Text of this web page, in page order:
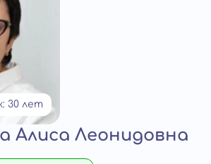
30 лет
Алиса Леонидовна